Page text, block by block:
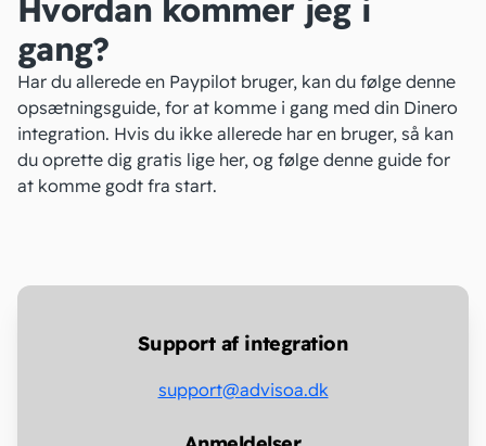
Hvordan kommer jeg i
gang?
Har du allerede en Paypilot bruger, kan du følge denne
opsætningsguide, for at komme i gang med din Dinero
integration. Hvis du ikke allerede har en bruger, så kan
du oprette dig gratis lige her, og følge denne guide for
at komme godt fra start.
Support af integration
support@advisoa.dk